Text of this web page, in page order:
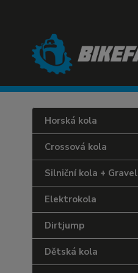
Horská kola
Crossová kola
Silniční kola + Gravel
Elektrokola
Dirtjump
Dětská kola